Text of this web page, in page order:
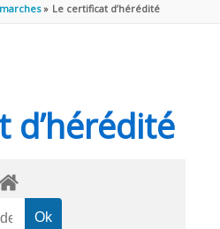
Le certificat d’hérédité
d’hérédité